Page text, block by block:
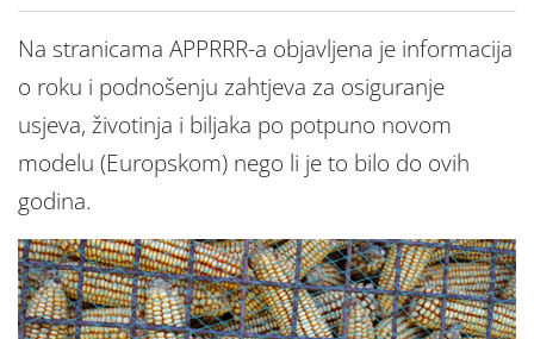
Na stranicama APPRRR-a objavljena je informacija
o roku i podnošenju zahtjeva za osiguranje
usjeva, životinja i biljaka po potpuno novom
modelu (Europskom) nego li je to bilo do ovih
godina.